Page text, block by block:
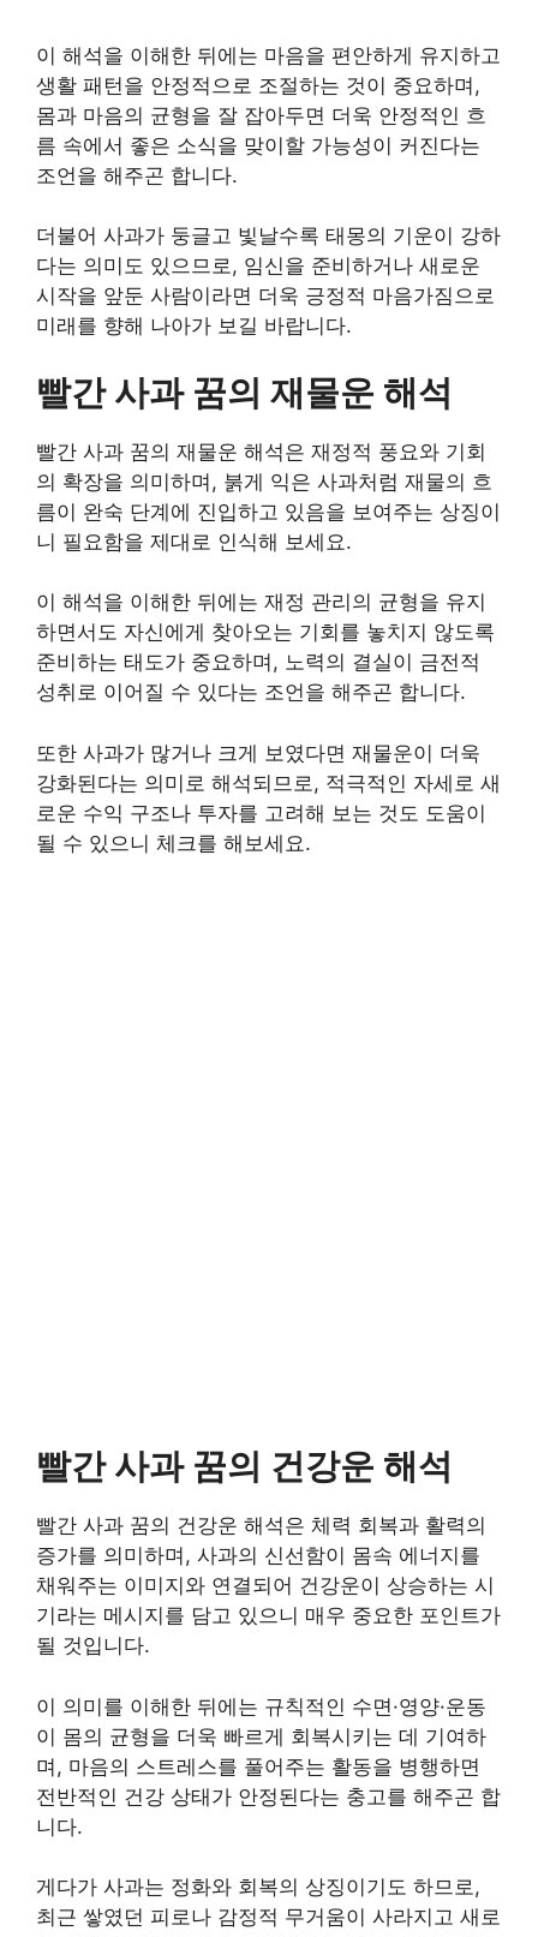
이 해석을 이해한 뒤에는 마음을 편안하게 유지하고
생활 패턴을 안정적으로 조절하는 것이 중요하며,
몸과 마음의 균형을 잘 잡아두면 더욱 안정적인 흐
름 속에서 좋은 소식을 맞이할 가능성이 커진다는
조언을 해주곤 합니다.
더불어 사과가 둥글고 빛날수록 태몽의 기운이 강하
다는 의미도 있으므로, 임신을 준비하거나 새로운
시작을 앞둔 사람이라면 더욱 긍정적 마음가짐으로
미래를 향해 나아가 보길 바랍니다.
빨간 사과 꿈의 재물운 해석
빨간 사과 꿈의 재물운 해석은 재정적 풍요와 기회
의 확장을 의미하며, 붉게 익은 사과처럼 재물의 흐
름이 완숙 단계에 진입하고 있음을 보여주는 상징이
니 필요함을 제대로 인식해 보세요.
이 해석을 이해한 뒤에는 재정 관리의 균형을 유지
하면서도 자신에게 찾아오는 기회를 놓치지 않도록
준비하는 태도가 중요하며, 노력의 결실이 금전적
성취로 이어질 수 있다는 조언을 해주곤 합니다.
또한 사과가 많거나 크게 보였다면 재물운이 더욱
강화된다는 의미로 해석되므로, 적극적인 자세로 새
로운 수익 구조나 투자를 고려해 보는 것도 도움이
될 수 있으니 체크를 해보세요.
빨간 사과 꿈의 건강운 해석
빨간 사과 꿈의 건강운 해석은 체력 회복과 활력의
증가를 의미하며, 사과의 신선함이 몸속 에너지를
채워주는 이미지와 연결되어 건강운이 상승하는 시
기라는 메시지를 담고 있으니 매우 중요한 포인트가
될 것입니다.
이 의미를 이해한 뒤에는 규칙적인 수면·영양·운동
이 몸의 균형을 더욱 빠르게 회복시키는 데 기여하
며, 마음의 스트레스를 풀어주는 활동을 병행하면
전반적인 건강 상태가 안정된다는 충고를 해주곤 합
니다.
게다가 사과는 정화와 회복의 상징이기도 하므로,
최근 쌓였던 피로나 감정적 무거움이 사라지고 새로